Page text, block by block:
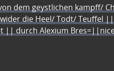
dem geystlichen kampff/
die Heel/ Todt/ Teuffel
|| durch Alexium